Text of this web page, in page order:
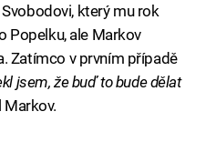
který mu rok
Popelku, ale Markov
Zatímco v prvním případě
jsem, že buď to bude dělat